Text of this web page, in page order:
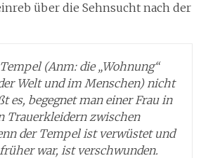
über die Sehnsucht nach der
(Anm: die „Wohnung“
Welt und im Menschen) nicht
es, begegnet man einer Frau in
Trauerkleidern zwischen
der Tempel ist verwüstet und
war, ist verschwunden.